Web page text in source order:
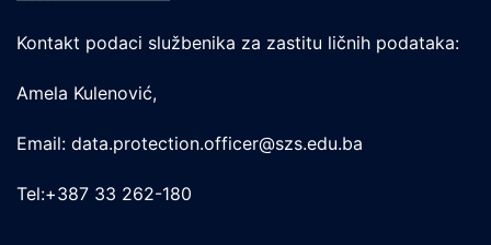
Kontakt podaci službenika za zastitu ličnih podataka:
Amela Kulenović,
Email: data.protection.officer@szs.edu.ba
Tel:+387 33 262-180